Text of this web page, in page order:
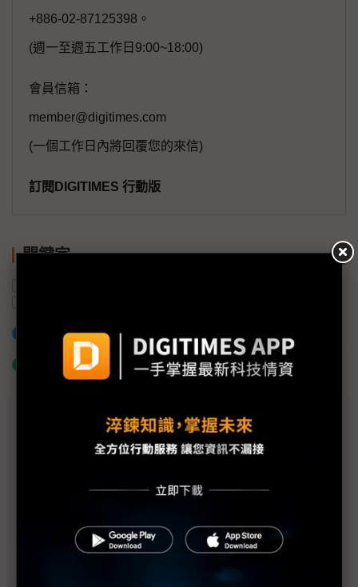
+886-02-87125398。
(週一至週五工作日9:00~18:00)
會員信箱：
member@digitimes.com
(一個工作日內將回覆您的來信)
訂閱DIGITIMES 行動版
關鍵字
加入已選取到「關鍵字追蹤」
什麼是「關鍵字追蹤」
議題精選－SID顯示大秀登場
Micro LED讓AI看得見摸得著 友達柯富仁：主宰AI
電競高階市場